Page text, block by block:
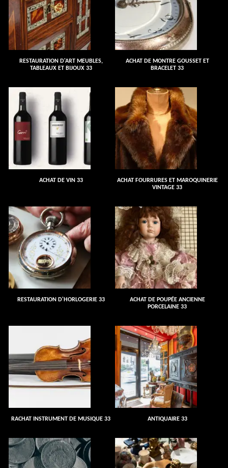
RESTAURATION D'ART MEUBLES,
TABLEAUX ET BIJOUX 33
ACHAT DE MONTRE GOUSSET ET
BRACELET 33
ACHAT DE VIN 33
ACHAT FOURRURES ET MAROQUINERIE
VINTAGE 33
RESTAURATION D'HORLOGERIE 33
ACHAT DE POUPÉE ANCIENNE
PORCELAINE 33
RACHAT INSTRUMENT DE MUSIQUE 33 ANTIQUAIRE 33